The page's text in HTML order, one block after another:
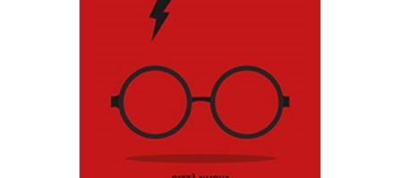
AGGIUNGI AL CARRELLO